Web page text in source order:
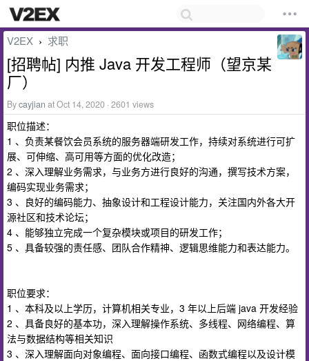
V2EX › 求职
[招聘帖] 内推 Java 开发工程师（望京某
厂）
Bycayjian at Oct 14, 2020 · 2601 views
职位描述：
1 、负责某餐饮会员系统的服务器端研发工作，持续对系统进行可扩
展、可伸缩、高可用等方面的优化改造；
2 、深入理解业务需求，与业务方进行良好的沟通，撰写技术方案，
编码实现业务需求；
3 、良好的编码能力、抽象设计和工程设计能力，关注国内外各大开
源社区和技术论坛；
4 、能够独立完成一个复杂模块或项目的研发工作；
5 、具备较强的责任感、团队合作精神、逻辑思维能力和表达能力。
职位要求：
1 、本科及以上学历，计算机相关专业，3 年以上后端 java 开发经验
2 、具备良好的基本功，深入理解操作系统、多线程、网络编程、算
法与数据结构等相关知识
3 、深入理解面向对象编程、面向接口编程、函数式编程以及设计模